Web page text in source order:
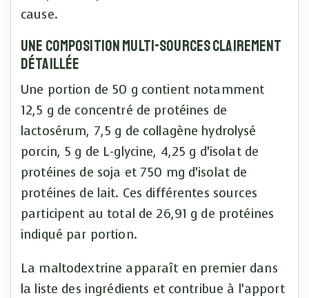
cause.
Une composition multi-sources clairement
détaillée
Une portion de 50 g contient notamment
12,5 g de concentré de protéines de
lactosérum, 7,5 g de collagène hydrolysé
porcin, 5 g de L-glycine, 4,25 g d’isolat de
protéines de soja et 750 mg d’isolat de
protéines de lait. Ces différentes sources
participent au total de 26,91 g de protéines
indiqué par portion.
La maltodextrine apparaît en premier dans
la liste des ingrédients et contribue à l’apport